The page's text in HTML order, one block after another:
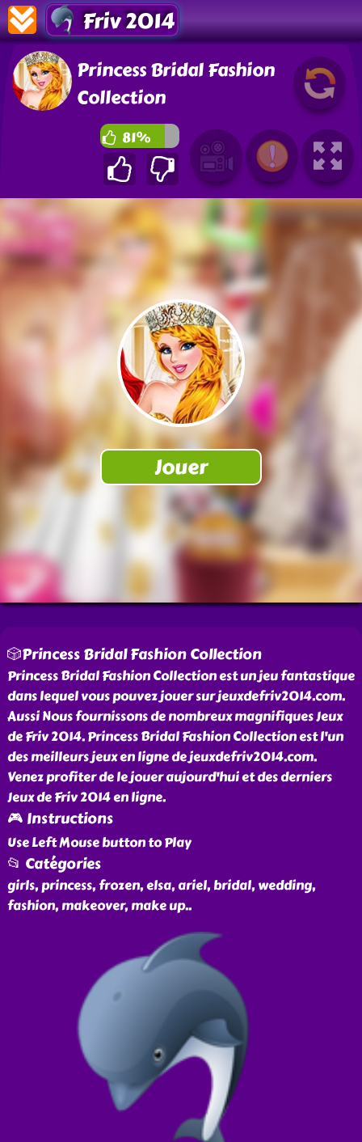
Friv 2014
Princess Bridal Fashion
Collection
81%
🎲Princess Bridal Fashion Collection
Princess Bridal Fashion Collection est un jeu fantastique
dans lequel vous pouvez jouer sur jeuxdefriv2014.com.
Aussi Nous fournissons de nombreux magnifiques Jeux
de Friv 2014. Princess Bridal Fashion Collection est l'un
des meilleurs jeux en ligne de jeuxdefriv2014.com.
Venez profiter de le jouer aujourd'hui et des derniers
Jeux de Friv 2014 en ligne.
🎮 Instructions
Use Left Mouse button to Play
📂 Catégories
girls, princess, frozen, elsa, ariel, bridal, wedding,
fashion, makeover, make up..